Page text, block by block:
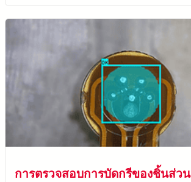
การตรวจสอบการบัดกรีของชิ้นส่วน